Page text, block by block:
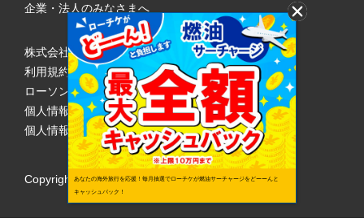
企業・法人のみなさまへ
株式会社ローソンエンタテインメント
利用規約
ローソンWEB会員規約
個人情報の取り扱いについて
個人情報保護方針
Copyright © 1998 Lawson Entertainment, Inc.
あなたの海外旅行を応援！毎月抽選でローチケが燃油サーチャージをどーーんと
キャッシュバック！